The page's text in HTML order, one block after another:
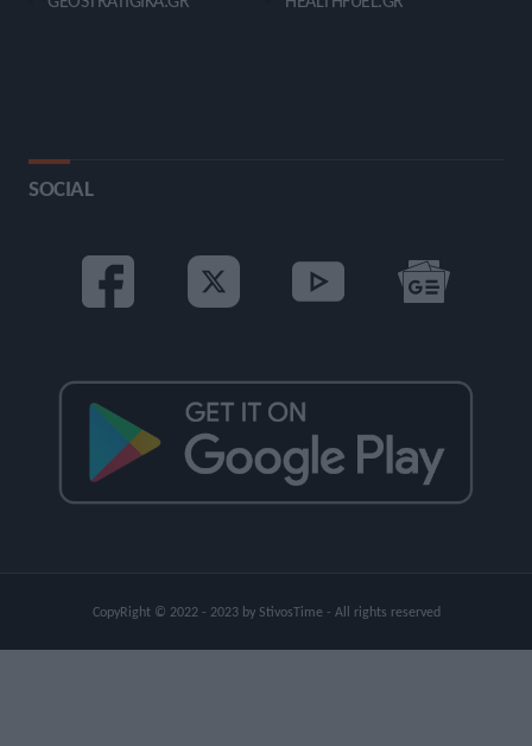
SOCIAL
CopyRight © 2022 - 2023 by StivosTime - All rights reserved